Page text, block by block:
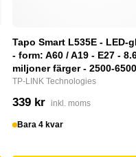
Tapo Smart L535E - LED-
- form: A60 / A19 - E27 -
miljoner färger - 2500-
TP-LINK Technologies
339 kr inkl. moms
Bara 4 kvar